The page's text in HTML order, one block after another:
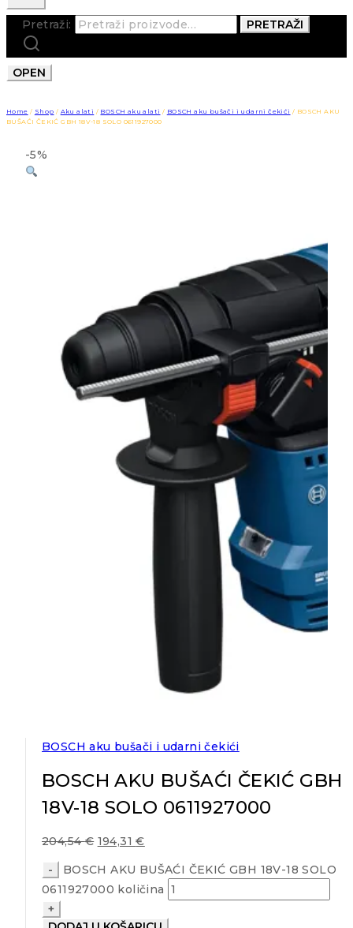
Pretraži: PRETRAŽI
OPEN
Home / Shop / Aku alati / BOSCH aku alati / BOSCH aku bušači i udarni čekići / BOSCH AKU
BUŠAĆI ČEKIĆ GBH 18V-18 SOLO 0611927000
-5%
BOSCH aku bušači i udarni čekići
BOSCH AKU BUŠAĆI ČEKIĆ GBH
18V-18 SOLO 0611927000
204,54€ 194,31€
BOSCH AKU BUŠAĆI ČEKIĆ GBH 18V-18 SOLO
0611927000 količina